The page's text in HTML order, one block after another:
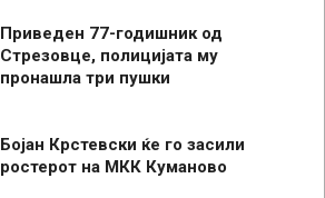
Приведен 77-годишник од
Стрезовце, полицијата му
пронашла три пушки
Бојан Крстевски ќе го засили
ростерот на МКК Куманово